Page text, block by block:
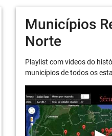
Municípios
Norte
Playlist com vídeos do
municípios de todos os